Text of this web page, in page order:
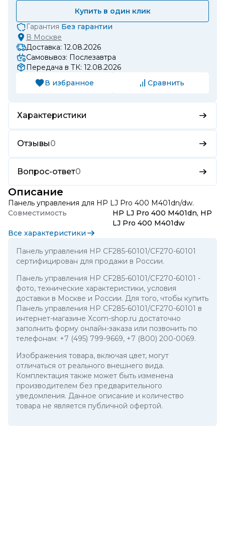
Купить в один клик
Гарантия Без гарантии
В Москве
Доставка: 12.08.2026
Самовывоз: Послезавтра
Передача в ТК: 12.08.2026
В избранное
Сравнить
Характеристики
Отзывы0
Вопрос-ответ0
Описание
Панель управления для HP LJ Pro 400 M401dn/dw.
Совместимость
HP LJ Pro 400 M401dn, HP
LJ Pro 400 M401dw
Все характеристики
Панель управления HP CF285-60101/CF270-60101
сертифицирован для продажи в России.
Панель управления HP CF285-60101/CF270-60101 -
фото, технические характеристики, условия
доставки в Москве и России. Для того, чтобы купить
Панель управления HP CF285-60101/CF270-60101 в
интернет-магазине Xcom-shop.ru достаточно
заполнить форму онлайн-заказа или позвонить по
телефонам: +7 (495) 799-9669, +7 (800) 200-0069.
Изображения товара, включая цвет, могут
отличаться от реального внешнего вида.
Комплектация также может быть изменена
производителем без предварительного
уведомления. Данное описание и количество
товара не является публичной офертой.